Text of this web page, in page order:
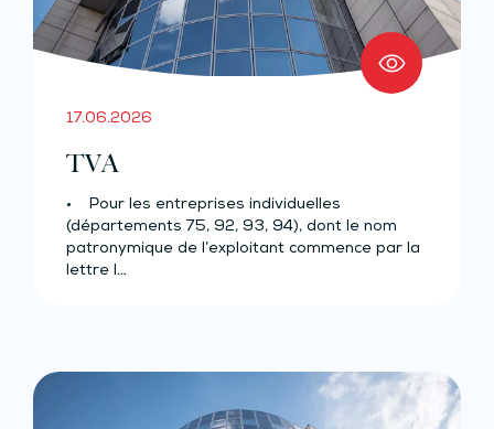
17.06.2026
TVA
• Pour les entreprises individuelles
(départements 75, 92, 93, 94), dont le nom
patronymique de l’exploitant commence par la
lettre I…